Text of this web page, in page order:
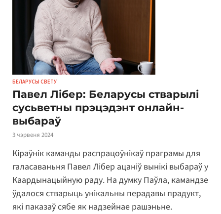
БЕЛАРУСЫ СВЕТУ
Павел Лібер: Беларусы стварылі
сусьветны прэцэдэнт онлайн-
выбараў
3 чэрвеня 2024
Кіраўнік каманды распрацоўнікаў праграмы для
галасаваньня Павел Лібер ацаніў вынікі выбараў у
Каардынацыйную раду. На думку Паўла, камандзе
ўдалося стварыць унікальны перадавы прадукт,
які паказаў сябе як надзейнае рашэньне.